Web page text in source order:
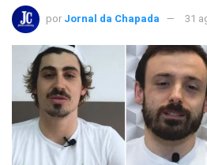
por Jornal da Chapada 31